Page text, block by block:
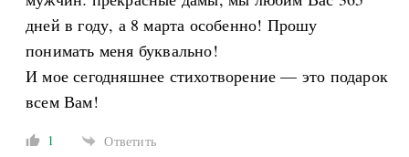
дней в году, а 8 марта особенно! Прошу
понимать меня буквально!
И мое сегодняшнее стихотворение — это подарок
всем Вам!
1 Ответить